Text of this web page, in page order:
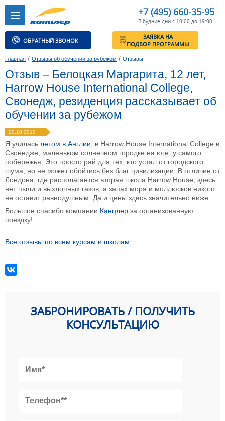
+7 (495) 660-35-95
В будние дни с 10:00 до 19:00
ОБРАТНЫЙ ЗВОНОК
ЗАЯВКА НА
ПОДБОР ПРОГРАММЫ
Главная / Отзывы об обучении за рубежом / Отзывы
Отзыв – Белоцкая Маргарита, 12 лет,
Harrow House International College,
Свонедж, резиденция рассказывает об
обучении за рубежом
20.10.2010
Я училась летом в Англии , в Harrow House International College в
Свонедже, маленьком солнечном городке на юге, у самого
побережья. Это просто рай для тех, кто устал от городского
шума, но не может обойтись без благ цивилизации. В отличие от
Лондона, где располагается вторая школа Harrow House, здесь
нет пыли и выхлопных газов, а запах моря и моллюсков никого
не оставит равнодушным. Да и цены здесь значительно ниже.
Большое спасибо компании Канцлер за организованную
поездку!
Все отзывы по всем курсам и школам
ЗАБРОНИРОВАТЬ / ПОЛУЧИТЬ
КОНСУЛЬТАЦИЮ